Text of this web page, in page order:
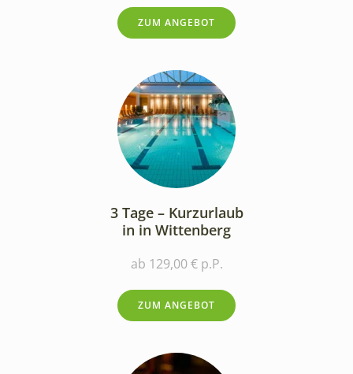
ZUM ANGEBOT
3 Tage – Kurzurlaub
in in Wittenberg
ab 129,00 € p.P.
ZUM ANGEBOT